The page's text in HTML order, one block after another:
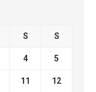
S S
4 5
11 12